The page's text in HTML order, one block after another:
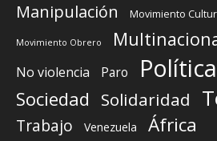
Manipulación Movimiento
Movimiento Obrero
No violencia
Paro Política
Sociedad Solidaridad
Trabajo Venezuela África